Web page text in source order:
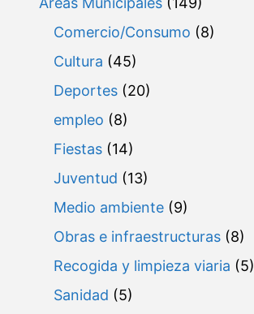
Comercio/Consumo (8)
Cultura (45)
Deportes (20)
empleo (8)
Fiestas (14)
Juventud (13)
Medio ambiente (9)
Obras e infraestructuras (8)
Recogida y limpieza viaria (5)
Sanidad (5)